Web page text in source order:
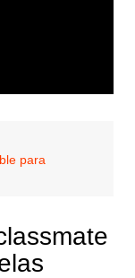
para